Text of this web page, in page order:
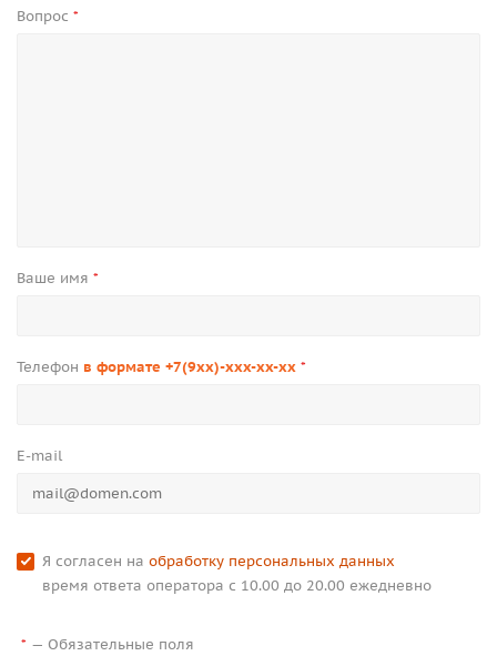
Вопрос *
Ваше имя *
Телефон в формате +7(9xx)-xxx-xx-xx *
E-mail
Я согласен на обработку персональных данных
время ответа оператора с 10.00 до 20.00 ежедневно
* — Обязательные поля